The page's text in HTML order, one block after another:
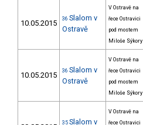
10.05.2015 36 Slalom v
Ostravě
V Ostravě na
řece Ostravici
pod mostem
Miloše Sýkory
10.05.2015 36 Slalom v
Ostravě
V Ostravě na
řece Ostravici
pod mostem
Miloše Sýkory
35 Slalom v
V Ostravě na
řece Ostravici